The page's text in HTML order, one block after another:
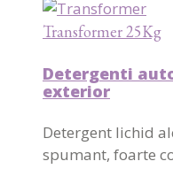
Transformer 25Kg
Detergenti
exterior
Detergent lichid
spumant, foarte